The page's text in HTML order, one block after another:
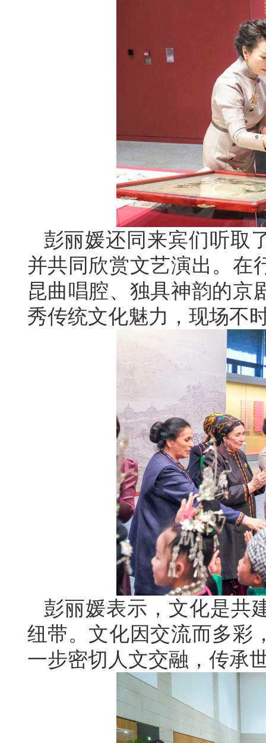
彭丽媛还同来宾们听取
并共同欣赏文艺演出。在
昆曲唱腔、独具神韵的京
秀传统文化魅力，现场不
彭丽媛表示，文化是共
纽带。文化因交流而多彩
一步密切人文交融，传承